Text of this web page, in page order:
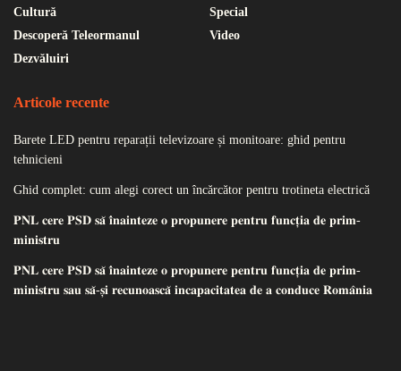
Cultură
Descoperă Teleormanul
Dezvăluiri
Special
Video
Articole recente
Barete LED pentru reparații televizoare și monitoare: ghid pentru
tehnicieni
Ghid complet: cum alegi corect un încărcător pentru trotineta electrică
𝐏𝐍𝐋 𝐜𝐞𝐫𝐞 𝐏𝐒𝐃 𝐬𝐚̆ 𝐢̂𝐧𝐚𝐢𝐧𝐭𝐞𝐳𝐞 𝐨 𝐩𝐫𝐨𝐩𝐮𝐧𝐞𝐫𝐞 𝐩𝐞𝐧𝐭𝐫𝐮 𝐟𝐮𝐧𝐜𝐭̦𝐢𝐚 𝐝𝐞 𝐩𝐫𝐢𝐦-
𝐦𝐢𝐧𝐢𝐬𝐭𝐫𝐮
𝐏𝐍𝐋 𝐜𝐞𝐫𝐞 𝐏𝐒𝐃 𝐬𝐚̆ 𝐢̂𝐧𝐚𝐢𝐧𝐭𝐞𝐳𝐞 𝐨 𝐩𝐫𝐨𝐩𝐮𝐧𝐞𝐫𝐞 𝐩𝐞𝐧𝐭𝐫𝐮 𝐟𝐮𝐧𝐜𝐭̦𝐢𝐚 𝐝𝐞 𝐩𝐫𝐢𝐦-
𝐦𝐢𝐧𝐢𝐬𝐭𝐫𝐮 𝐬𝐚𝐮 𝐬𝐚̆-𝐬̦𝐢 𝐫𝐞𝐜𝐮𝐧𝐨𝐚𝐬𝐜𝐚̆ 𝐢𝐧𝐜𝐚𝐩𝐚𝐜𝐢𝐭𝐚𝐭𝐞𝐚 𝐝𝐞 𝐚 𝐜𝐨𝐧𝐝𝐮𝐜𝐞 𝐑𝐨𝐦𝐚̂𝐧𝐢𝐚